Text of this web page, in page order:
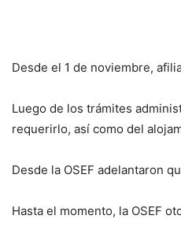
Desde el 1 de noviembre,
Luego de los trámites
requerirlo, así como del
Desde la OSEF adelantaron
Hasta el momento, la OSEF